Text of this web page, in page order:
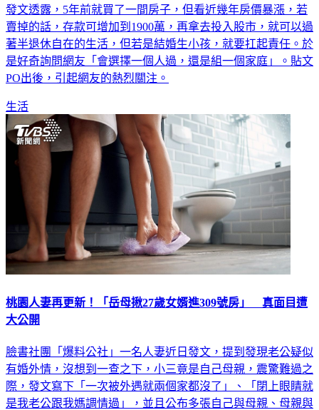
發文透露，5年前就買了一間房子，但看近幾年房價暴漲，若
賣掉的話，存款可增加到1900萬，再拿去投入股市，就可以過
著半退休自在的生活，但若是結婚生小孩，就要扛起責任。於
是好奇詢問網友「會選擇一個人過，還是組一個家庭」。貼文
PO出後，引起網友的熱烈關注。
生活
桃園人妻再更新！「岳母揪27歲女婿進309號房」 真面目遭
大公開
臉書社團「爆料公社」一名人妻近日發文，提到發現老公疑似
有婚外情，沒想到一查之下，小三竟是自己母親，震驚難過之
際，發文寫下「一次被外遇就兩個家都沒了」、「閉上眼睛就
是我老公跟我媽調情過」，並且公布多張自己與母親、母親與